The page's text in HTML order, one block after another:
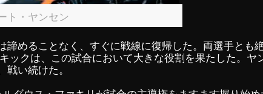
ト・ヤンセン
諦めることなく、すぐに戦線に復帰した。両選手とも
ックは、この試合において大きな役割を果たした。ヤ
戦い続けた。